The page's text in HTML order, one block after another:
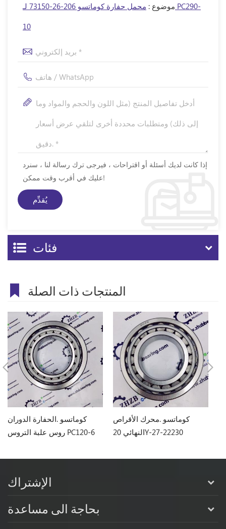
موضوع :
محمل حفارة كوماتسو 206-26-73150 لـ PC290-
10
إذا كانت لديك أسئلة أو اقتراحات ، فيرجى ترك رسالة لنا ، سنرد
عليك في أقرب وقت ممكن!
فئات
المنتجات ذات الصلة
كوماتسو .الحفارة الدوران
روس علبة التروس PC120-6
كوماتسو .محرك الأقراص
النهائي 20Y-27-22230
الإشتراك
بحاجة الى مساعدة